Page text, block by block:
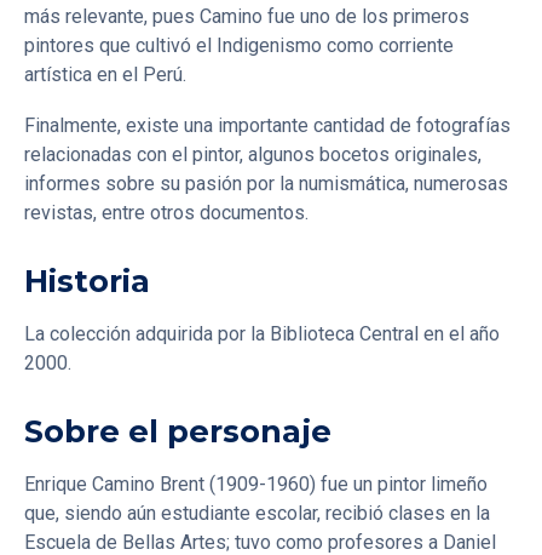
más relevante, pues Camino fue uno de los primeros
pintores que cultivó el Indigenismo como corriente
artística en el Perú.
Finalmente, existe una importante cantidad de fotografías
relacionadas con el pintor, algunos bocetos originales,
informes sobre su pasión por la numismática, numerosas
revistas, entre otros documentos.
Historia
La colección adquirida por la Biblioteca Central en el año
2000.
Sobre el personaje
Enrique Camino Brent (1909-1960) fue un pintor limeño
que, siendo aún estudiante escolar, recibió clases en la
Escuela de Bellas Artes; tuvo como profesores a Daniel